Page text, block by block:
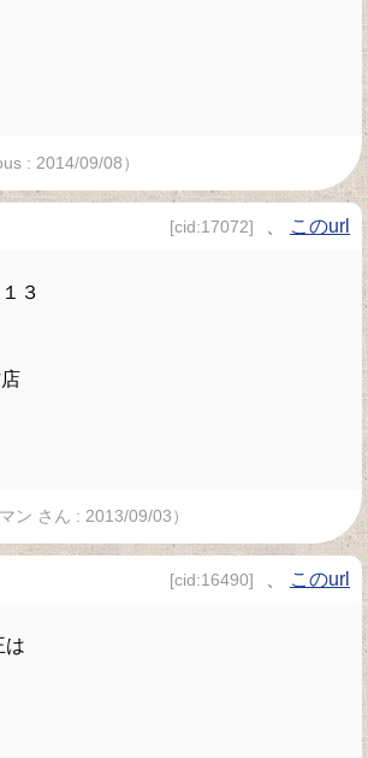
: 2014/09/08）
[cid:17072] このurl
３
ン さん : 2013/09/03）
[cid:16490] このurl
は